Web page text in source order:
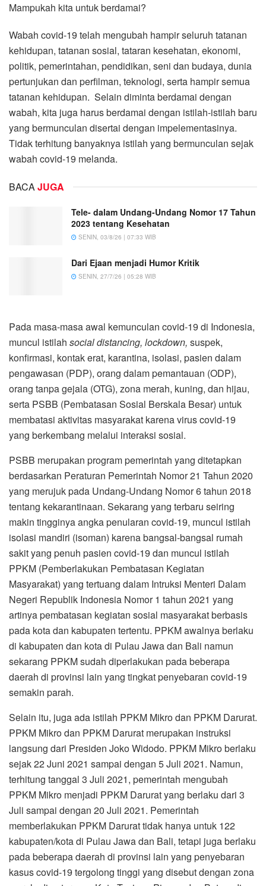
Mampukah kita untuk berdamai?
Wabah covid-19 telah mengubah hampir seluruh tatanan
kehidupan, tatanan sosial, tataran kesehatan, ekonomi,
politik, pemerintahan, pendidikan, seni dan budaya, dunia
pertunjukan dan perfilman, teknologi, serta hampir semua
tatanan kehidupan. Selain diminta berdamai dengan
wabah, kita juga harus berdamai dengan istilah-istilah baru
yang bermunculan disertai dengan impelementasinya.
Tidak terhitung banyaknya istilah yang bermunculan sejak
wabah covid-19 melanda.
BACAJUGA
Tele- dalam Undang-Undang Nomor 17 Tahun
2023 tentang Kesehatan
SENIN, 03/8/26 | 07:33 WIB
Dari Ejaan menjadi Humor Kritik
SENIN, 27/7/26 | 05:28 WIB
Pada masa-masa awal kemunculan covid-19 di Indonesia,
muncul istilah social distancing, lockdown, suspek,
konfirmasi, kontak erat, karantina, isolasi, pasien dalam
pengawasan (PDP), orang dalam pemantauan (ODP),
orang tanpa gejala (OTG), zona merah, kuning, dan hijau,
serta PSBB (Pembatasan Sosial Berskala Besar) untuk
membatasi aktivitas masyarakat karena virus covid-19
yang berkembang melalui interaksi sosial.
PSBB merupakan program pemerintah yang ditetapkan
berdasarkan Peraturan Pemerintah Nomor 21 Tahun 2020
yang merujuk pada Undang-Undang Nomor 6 tahun 2018
tentang kekarantinaan. Sekarang yang terbaru seiring
makin tingginya angka penularan covid-19, muncul istilah
isolasi mandiri (isoman) karena bangsal-bangsal rumah
sakit yang penuh pasien covid-19 dan muncul istilah
PPKM (Pemberlakukan Pembatasan Kegiatan
Masyarakat) yang tertuang dalam Intruksi Menteri Dalam
Negeri Republik Indonesia Nomor 1 tahun 2021 yang
artinya pembatasan kegiatan sosial masyarakat berbasis
pada kota dan kabupaten tertentu. PPKM awalnya berlaku
di kabupaten dan kota di Pulau Jawa dan Bali namun
sekarang PPKM sudah diperlakukan pada beberapa
daerah di provinsi lain yang tingkat penyebaran covid-19
semakin parah.
Selain itu, juga ada istilah PPKM Mikro dan PPKM Darurat.
PPKM Mikro dan PPKM Darurat merupakan instruksi
langsung dari Presiden Joko Widodo. PPKM Mikro berlaku
sejak 22 Juni 2021 sampai dengan 5 Juli 2021. Namun,
terhitung tanggal 3 Juli 2021, pemerintah mengubah
PPKM Mikro menjadi PPKM Darurat yang berlaku dari 3
Juli sampai dengan 20 Juli 2021. Pemerintah
memberlakukan PPKM Darurat tidak hanya untuk 122
kabupaten/kota di Pulau Jawa dan Bali, tetapi juga berlaku
pada beberapa daerah di provinsi lain yang penyebaran
kasus covid-19 tergolong tinggi yang disebut dengan zona